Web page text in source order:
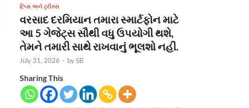
ટિપ્સ અને ટ્રીક્સ
વરસાદ દરમિયાન તમારા સ્માર્ટફોન માટે
આ 5 ગેજેટ્સ સૌથી વધુ ઉપયોગી થશે,
તેમને તમારી સાથે રાખવાનું ભૂલશો નહીં.
July 31, 2026 - bySB
Sharing This